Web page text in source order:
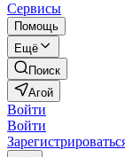
Сервисы
Помощь
Ещё
Поиск
Агой
Войти
Войти